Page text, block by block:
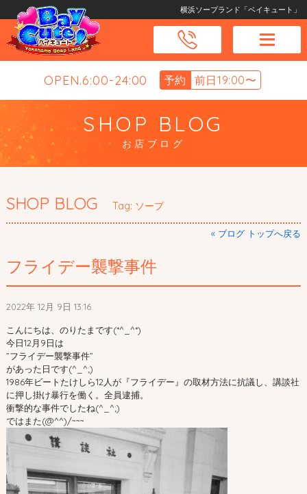
横浜ソープランド「ベイキュート」
OPEN.6:00-24:00 予約 前日19:00〜
SHOP BLOG
お店ブログ
SHOP BLOG Tag: ソープ
« ブログ トップへ戻る
フライデー襲撃事件
2022年 12月 9日 13:16
こんにちは、のりたまです(*^_^*)
今日12月9日は
”フライデー襲撃事件”
があった日です(^_^;)
1986年ビートたけしら12人が『フライデー』の取材方法に抗議し、講談社
に押し掛け暴行を働く。全員逮捕。
衝撃的な事件でしたね(^_^;)
ではまた(@^^)/~~~